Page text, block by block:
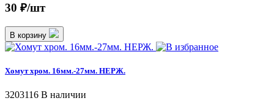
30 ₽/шт
В корзину
Хомут хром. 16мм.-27мм. НЕРЖ.
3203116 В наличии